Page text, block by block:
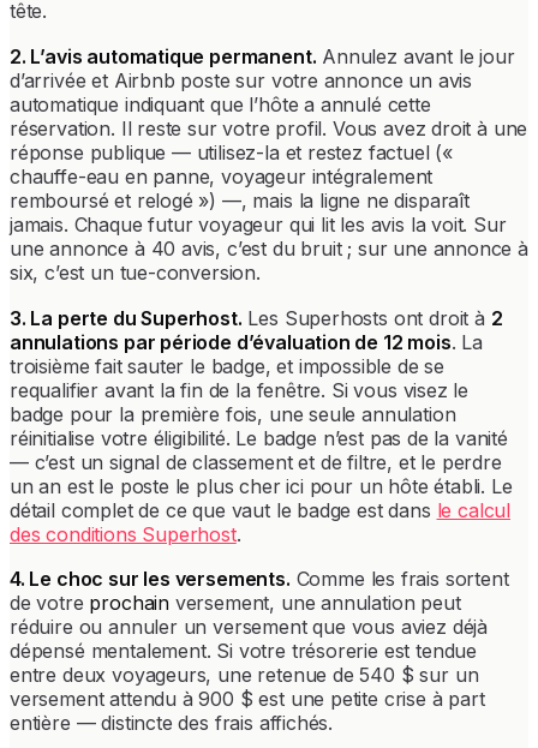
tête.
2. L’avis automatique permanent. Annulez avant le jour
d’arrivée et Airbnb poste sur votre annonce un avis
automatique indiquant que l’hôte a annulé cette
réservation. Il reste sur votre profil. Vous avez droit à une
réponse publique — utilisez-la et restez factuel («
chauffe-eau en panne, voyageur intégralement
remboursé et relogé ») —, mais la ligne ne disparaît
jamais. Chaque futur voyageur qui lit les avis la voit. Sur
une annonce à 40 avis, c’est du bruit ; sur une annonce à
six, c’est un tue-conversion.
3. La perte du Superhost. Les Superhosts ont droit à 2
annulations par période d’évaluation de 12 mois. La
troisième fait sauter le badge, et impossible de se
requalifier avant la fin de la fenêtre. Si vous visez le
badge pour la première fois, une seule annulation
réinitialise votre éligibilité. Le badge n’est pas de la vanité
— c’est un signal de classement et de filtre, et le perdre
un an est le poste le plus cher ici pour un hôte établi. Le
détail complet de ce que vaut le badge est dans le calcul
des conditions Superhost.
4. Le choc sur les versements. Comme les frais sortent
de votre prochain versement, une annulation peut
réduire ou annuler un versement que vous aviez déjà
dépensé mentalement. Si votre trésorerie est tendue
entre deux voyageurs, une retenue de 540 $ sur un
versement attendu à 900 $ est une petite crise à part
entière — distincte des frais affichés.